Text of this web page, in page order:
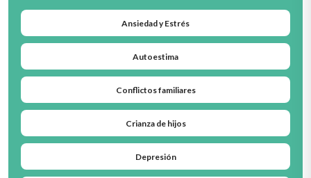
Ansiedad y Estrés
Autoestima
Conflictos familiares
Crianza de hijos
Depresión